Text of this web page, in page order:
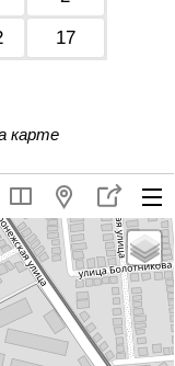
17
карте